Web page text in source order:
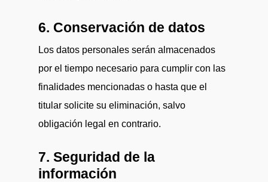
6. Conservación de datos
Los datos personales serán almacenados
por el tiempo necesario para cumplir con las
finalidades mencionadas o hasta que el
titular solicite su eliminación, salvo
obligación legal en contrario.
7. Seguridad de la
información